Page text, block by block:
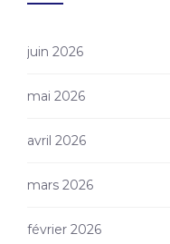
juin 2026
mai 2026
avril 2026
mars 2026
février 2026